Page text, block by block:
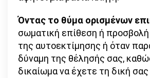
Όντας το θύμα ορισμένων
σωματική επίθεση ή προσβολή
της αυτοεκτίμησης ή όταν
δύναμη της θέλησής σας,
δικαίωμα να έχετε τη δική